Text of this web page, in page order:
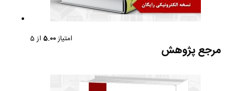
مرجع پژوهش
امتیاز5.00 از 5